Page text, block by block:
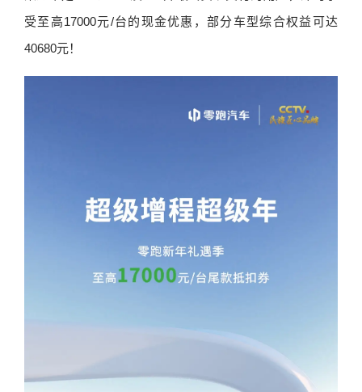
受至高17000元/台的现金优惠，部分车型综合权益可达
40680元！